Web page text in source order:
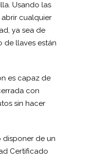
Usando las
cualquier
ya sea de
de llaves están
es capaz de
con
sin hacer
disponer de un
Certificado